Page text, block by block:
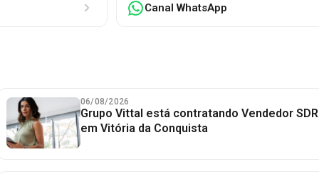
Canal WhatsApp
06/08/2026
Grupo Vittal está contratando Vendedor SDR
em Vitória da Conquista